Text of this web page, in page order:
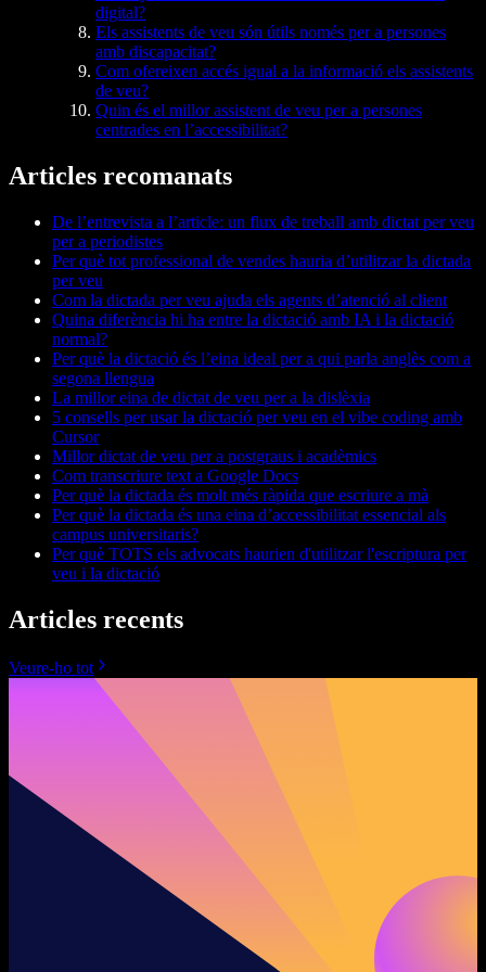
digital?
Els assistents de veu són útils només per a persones
amb discapacitat?
Com ofereixen accés igual a la informació els assistents
de veu?
Quin és el millor assistent de veu per a persones
centrades en l’accessibilitat?
Articles recomanats
De l’entrevista a l’article: un flux de treball amb dictat per veu
per a periodistes
Per què tot professional de vendes hauria d’utilitzar la dictada
per veu
Com la dictada per veu ajuda els agents d’atenció al client
Quina diferència hi ha entre la dictació amb IA i la dictació
normal?
Per què la dictació és l’eina ideal per a qui parla anglès com a
segona llengua
La millor eina de dictat de veu per a la dislèxia
5 consells per usar la dictació per veu en el vibe coding amb
Cursor
Millor dictat de veu per a postgraus i acadèmics
Com transcriure text a Google Docs
Per què la dictada és molt més ràpida que escriure a mà
Per què la dictada és una eina d’accessibilitat essencial als
campus universitaris?
Per què TOTS els advocats haurien d'utilitzar l'escriptura per
veu i la dictació
Articles recents
Veure-ho tot